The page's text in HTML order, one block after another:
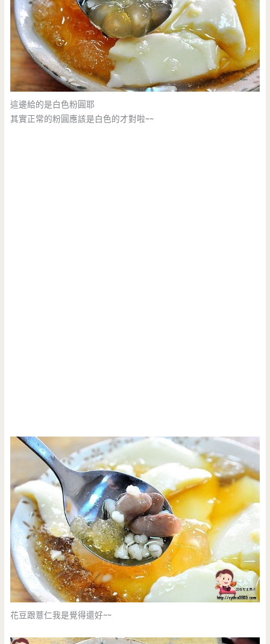
這邊給的是白色粉圓耶
其實正常的粉圓應該是白色的才對啦~~
花豆跟薏仁我是覺得還好~~